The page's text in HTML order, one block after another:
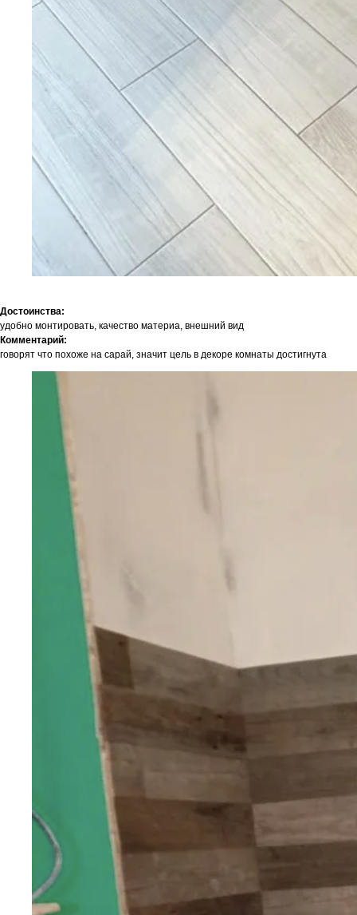
Достоинства:
удобно монтировать, качество материа, внешний вид
Комментарий:
говорят что похоже на сарай, значит цель в декоре комнаты достигнута